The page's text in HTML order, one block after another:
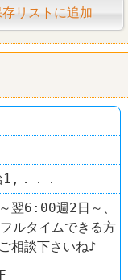
リストに追加
．．．
6:00週2日～、
ルタイムできる方
相談下さいね♪